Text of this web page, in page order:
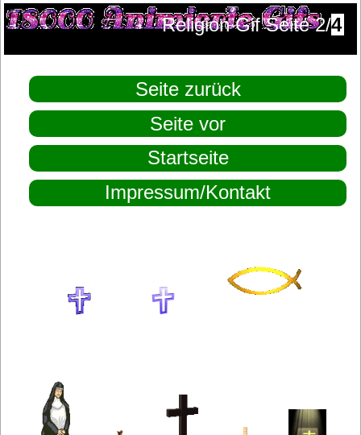
Religion Gif Seite 2/4
Seite zurück
Seite vor
Startseite
Impressum/Kontakt